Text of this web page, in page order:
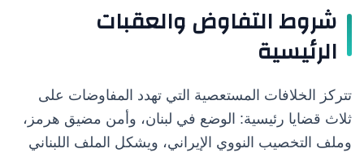
شروط التفاوض والعقبات
الرئيسية
تتركز الخلافات المستعصية التي تهدد المفاوضات على
ثلاث قضايا رئيسية: الوضع في لبنان، وأمن مضيق هرمز،
وملف التخصيب النووي الإيراني، ويشكل الملف اللبناني